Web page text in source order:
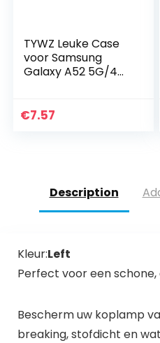
TYWZ Leuke Case
voor Samsung
Galaxy A52 5G/4G,
Vrouwen Kleurrijke
€7.57
Description
Kleur:Left
Perfect voor een
Bescherm uw koplamp
breaking, stofdicht en